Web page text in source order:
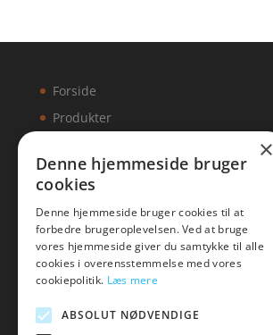
Forside
Produkter
Artikler
Malawigruppen
Mail:hej@malawigruppen.dk
×
Denne hjemmeside bruger
cookies
Denne hjemmeside bruger cookies til at
forbedre brugeroplevelsen. Ved at bruge
vores hjemmeside giver du samtykke til alle
cookies i overensstemmelse med vores
cookiepolitik. Læs mere
ABSOLUT NØDVENDIGE